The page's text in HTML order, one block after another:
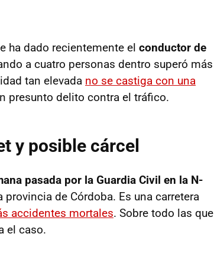
ha dado recientemente el conductor de
a cuatro personas dentro superó más
tan elevada no se castiga con una
presunto delito contra el tráfico.
y posible cárcel
pasada por la Guardia Civil en la N-
de Córdoba. Es una carretera
accidentes mortales. Sobre todo las que
el caso.